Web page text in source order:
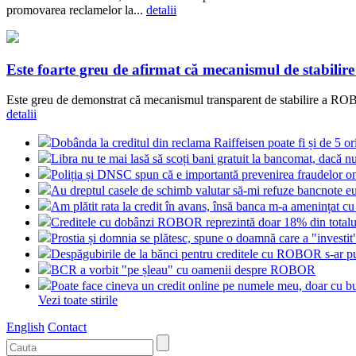
promovarea reclamelor la... detalii
Este foarte greu de afirmat că mecanismul de
Este greu de demonstrat că mecanismul transparent de stabilire a
detalii
Dobânda la creditul din reclama Raiffeisen poate fi și de 5
Libra nu te mai lasă să scoți bani gratuit la bancomat, dacă
Poliția și DNSC spun că e importantă prevenirea fraudelor
Au dreptul casele de schimb valutar să-mi refuze bancnote
Am plătit rata la credit în avans, însă banca m-a amenințat
Creditele cu dobânzi ROBOR reprezintă doar 18% din
Prostia și domnia se plătesc, spune o doamnă care a
Despăgubirile de la bănci pentru creditele cu ROBOR s-ar
BCR a vorbit "pe șleau" cu oamenii despre ROBOR
Poate face cineva un credit online pe numele meu, doar cu
Vezi toate stirile
English Contact